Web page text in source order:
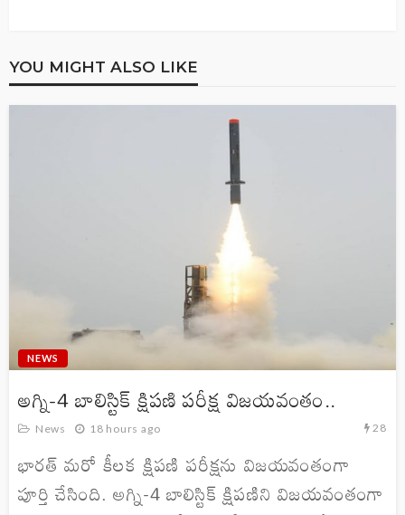
YOU MIGHT ALSO LIKE
NEWS
అగ్ని-4 బాలిస్టిక్ క్షిపణి పరీక్ష విజయవంతం..
News 18 hours ago 28
భారత్ మరో కీలక క్షిపణి పరీక్షను విజయవంతంగా
పూర్తి చేసింది. అగ్ని-4 బాలిస్టిక్ క్షిపణిని విజయవంతంగా